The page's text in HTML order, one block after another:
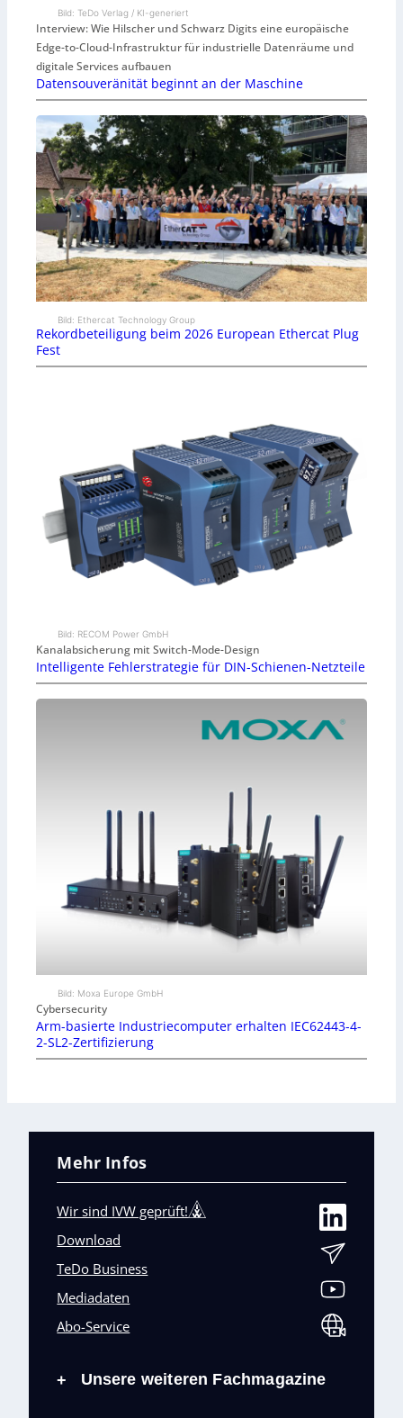
Bild: TeDo Verlag / KI-generiert
Interview: Wie Hilscher und Schwarz Digits eine europäische
Edge-to-Cloud-Infrastruktur für industrielle Datenräume und
digitale Services aufbauen
Datensouveränität beginnt an der Maschine
Bild: Ethercat Technology Group
Rekordbeteiligung beim 2026 European Ethercat Plug
Fest
Bild: RECOM Power GmbH
Kanalabsicherung mit Switch-Mode-Design
Intelligente Fehlerstrategie für DIN-Schienen-Netzteile
Bild: Moxa Europe GmbH
Cybersecurity
Arm-basierte Industriecomputer erhalten IEC62443-4-
2-SL2-Zertifizierung
Mehr Infos
Wir sind IVW geprüft!
Download
TeDo Business
Mediadaten
Abo-Service
+ Unsere weiteren Fachmagazine